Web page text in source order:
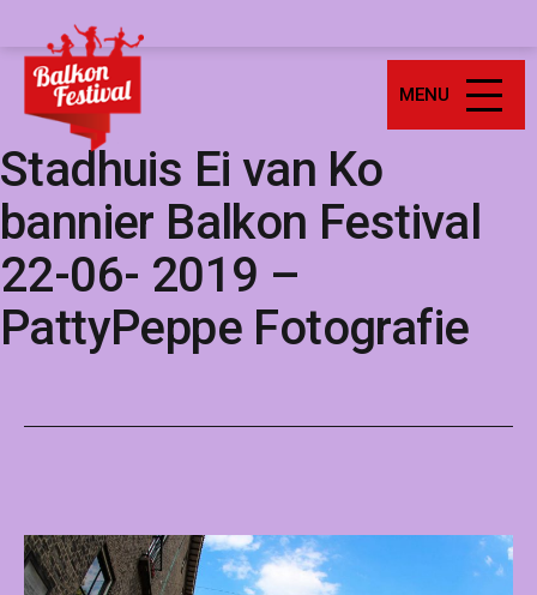
naar
inhoud
Balkonfestival
MENU
Stadhuis Ei van Ko
bannier Balkon Festival
22-06- 2019 –
PattyPeppe Fotografie